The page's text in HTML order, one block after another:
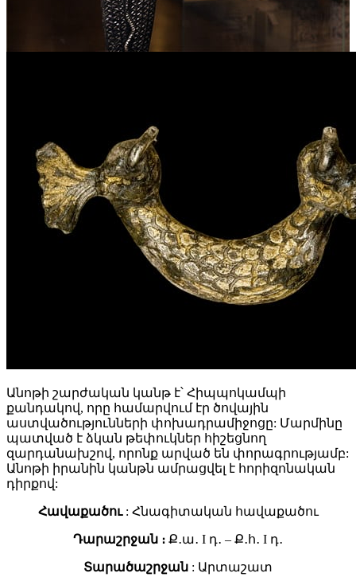
Անոթի շարժական կանթ է՝ Հիպպոկամպի
քանդակով, որը համարվում էր ծովային
աստվածությունների փոխադրամիջոցը: Մարմինը
պատված է ձկան թեփուկներ հիշեցնող
զարդանախշով, որոնք արված են փորագրությամբ:
Անոթի իրանին կանթն ամրացվել է հորիզոնական
դիրքով:
Հավաքածու: Հնագիտական հավաքածու
Դարաշրջան ։ Ք․ա․ I դ․ – Ք․հ․ I դ․
Տարածաշրջան : Արտաշատ